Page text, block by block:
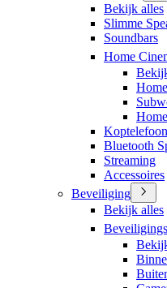
Bekijk alles
Slimme
Soundbars
Home
Bluetooth
Streaming
Accessoires
Beveiliging
Bekijk alles